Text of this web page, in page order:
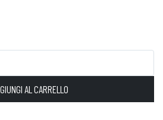
AL CARRELLO